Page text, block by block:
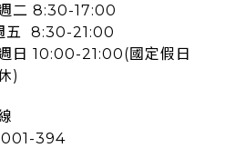
二 8:30-17:00
五 8:30-21:00
日 10:00-21:00(國定假日
)
394